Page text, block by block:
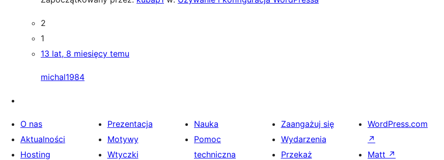
2
1
13 lat, 8 miesięcy temu
michal1984
O nas
Aktualności
Hosting
Prezentacja
Motywy
Wtyczki
Nauka
Pomoc
techniczna
Zaangażuj się
Wydarzenia
Przekaż
WordPress.com
↗
Matt ↗